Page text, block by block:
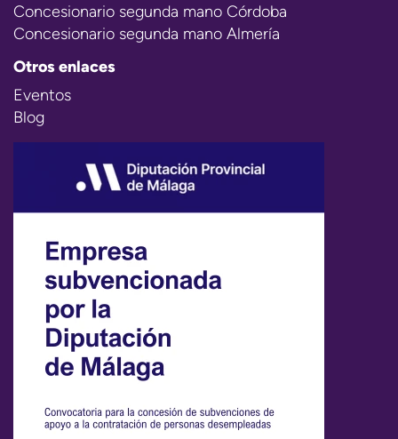
Concesionario segunda mano Córdoba
Concesionario segunda mano Almería
Otros enlaces
Eventos
Blog